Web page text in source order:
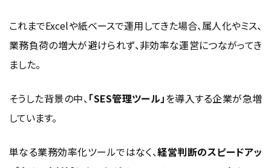
これまでExcelや紙ベースで運用してきた場合、属人化やミス、
業務負荷の増大が避けられず、非効率な運営につながってき
ました。
そうした背景の中、「SES管理ツール」を導入する企業が急増
しています。
単なる業務効率化ツールではなく、経営判断のスピードアッ